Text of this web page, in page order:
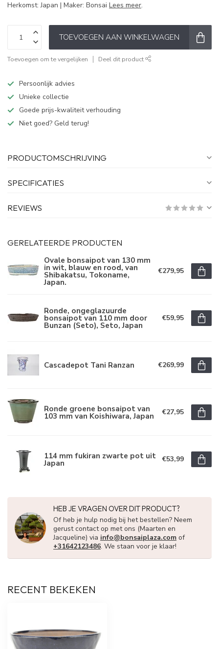
Herkomst: Japan | Maker: Bonsai Lees meer.
TOEVOEGEN AAN WINKELWAGEN
Toevoegen om te vergelijken Deel dit product
Persoonlijk advies
Unieke collectie
Goede prijs-kwaliteit verhouding
Niet goed? Geld terug!
PRODUCTOMSCHRIJVING
SPECIFICATIES
REVIEWS
GERELATEERDE PRODUCTEN
Ovale bonsaipot van 130 mm
in wit, blauw en rood, van
Shibakatsu, Tokoname,
Japan.
€279,95
Ronde, ongeglazuurde
bonsaipot van 110 mm door
Bunzan (Seto), Seto, Japan
€59,95
Cascadepot Tani Ranzan €269,99
Ronde groene bonsaipot van
103 mm van Koishiwara, Japan €27,95
114 mm fukiran zwarte pot uit
Japan €53,99
HEB JE VRAGEN OVER DIT PRODUCT?
Of heb je hulp nodig bij het bestellen? Neem
gerust contact op met ons (Maarten en
Jacqueline) via info@bonsaiplaza.com of
+31642123486. We staan voor je klaar!
RECENT BEKEKEN